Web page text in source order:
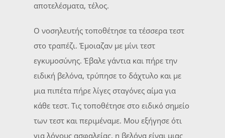
αποτελέσματα, τέλος.
Ο νοσηλευτής τοποθέτησε τα τέσσερα τεστ
στο τραπέζι. Έμοιαζαν με μίνι τεστ
εγκυμοσύνης. Έβαλε γάντια και πήρε την
ειδική βελόνα, τρύπησε το δάχτυλο και με
μια πιπέτα πήρε λίγες σταγόνες αίμα για
κάθε τεστ. Τις τοποθέτησε στο ειδικό σημείο
των τεστ και περιμέναμε. Μου εξήγησε ότι
για λόγους ασφαλείας, η βελόνα είναι μιας